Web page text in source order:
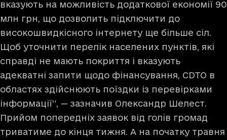
вказують на можливість додаткової економії 90
млн грн, що дозволить підключити до
високошвидкісного інтернету ще більше сіл.
Щоб уточнити перелік населених пунктів, які
справді не мають покриття і вказують
адекватні запити щодо фінансування, CDTO в
областях здійснюють поїздки із перевірками
інформації”, — зазначив Олександр Шелест.
Прийом попередніх заявок від голів громад
триватиме до кінця тижня. А на початку травня